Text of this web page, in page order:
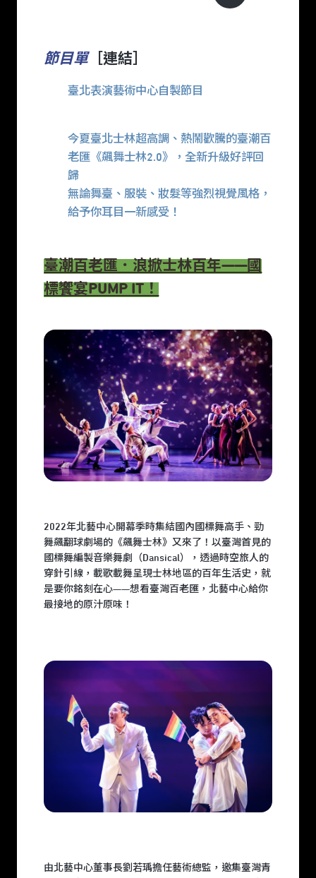
節目單［連結］
臺北表演藝術中心自製節目
今夏臺北士林超高調、熱鬧歡騰的臺潮百
老匯《飆舞士林2.0》，全新升級好評回
歸
無論舞臺、服裝、妝髮等強烈視覺風格，
給予你耳目一新感受！
臺潮百老匯．浪掀士林百年——國
標饗宴PUMP IT！
2022年北藝中心開幕季時集結國內國標舞高手、勁
舞飆翻球劇場的《飆舞士林》又來了！以臺灣首見的
國標舞編製音樂舞劇（Dansical），透過時空旅人的
穿針引線，載歌載舞呈現士林地區的百年生活史，就
是要你銘刻在心——想看臺灣百老匯，北藝中心給你
最接地的原汁原味！
由北藝中心董事長劉若瑀擔任藝術總監，邀集臺灣青